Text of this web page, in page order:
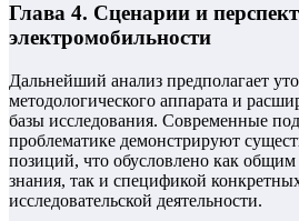
Глава 4. Сценарии и
электромобильности
Дальнейший анализ предполагает
методологического аппарата и
базы исследования. Современные
проблематике демонстрируют
позиций, что обусловлено как общим
знания, так и спецификой
исследовательской деятельности.